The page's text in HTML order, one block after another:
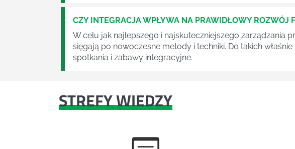
CZY INTEGRACJA WPŁYWA NA PRAWIDŁOWY ROZWÓJ
W celu jak najlepszego i najskuteczniejszego zarządzania
sięgają po nowoczesne metody i techniki. Do takich
spotkania i zabawy integracyjne.
STREFY WIEDZY